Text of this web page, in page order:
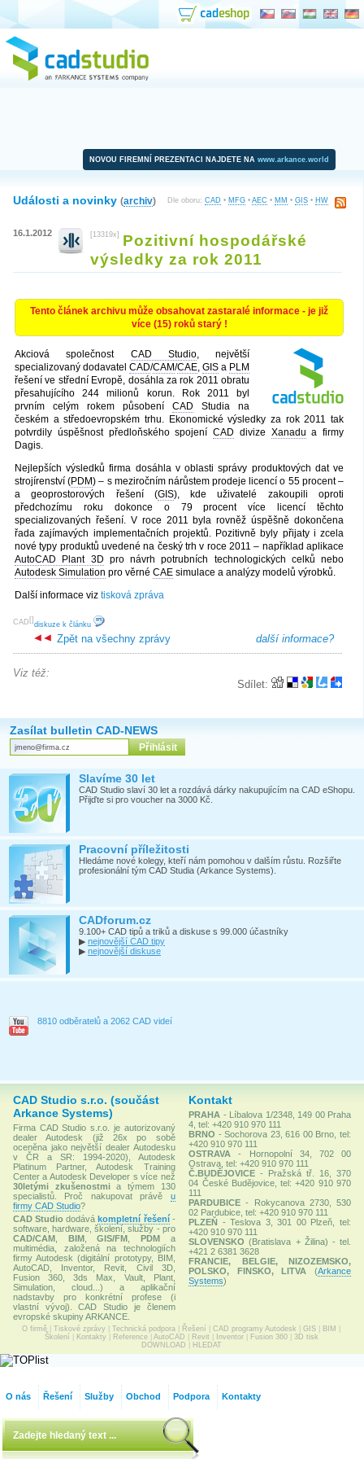
NOVOU FIREMNÍ PREZENTACI NAJDETE NA www.arkance.world
Dle oboru: CAD • MFG • AEC • MM • GIS • HW
Události a novinky (archiv)
16.1.2012 [13319x]
Pozitivní hospodářské
výsledky za rok 2011
Tento článek archivu může obsahovat zastaralé informace - je již
více (15) roků starý !
Akciová společnost CAD Studio, největší
specializovaný dodavatel CAD/CAM/CAE, GIS a PLM
řešení ve střední Evropě, dosáhla za rok 2011 obratu
přesahujícího 244 milionů korun. Rok 2011 byl
prvním celým rokem působení CAD Studia na
českém a středoevropském trhu. Ekonomické výsledky za rok 2011 tak
potvrdily úspěšnost předloňského spojení CAD divize Xanadu a firmy
Dagis.
Nejlepších výsledků firma dosáhla v oblasti správy produktových dat ve
strojírenství (PDM) – s meziročním nárůstem prodeje licencí o 55 procent –
a geoprostorových řešení (GIS), kde uživatelé zakoupili oproti
předchozímu roku dokonce o 79 procent více licencí těchto
specializovaných řešení. V roce 2011 byla rovněž úspěšně dokončena
řada zajímavých implementačních projektů. Pozitivně byly přijaty i zcela
nové typy produktů uvedené na český trh v roce 2011 – například aplikace
AutoCAD Plant 3D pro návrh potrubních technologických celků nebo
Autodesk Simulation pro věrné CAE simulace a analýzy modelů výrobků.
Další informace viz tisková zpráva
[
CAD ]
diskuze k článku
další informace?
Zpět na všechny zprávy
Sdílet:
Viz též:
Zasílat bulletin CAD-NEWS
Slavíme 30 let
CAD Studio slaví 30 let a rozdává dárky nakupujícím na CAD eShopu.
Přijďte si pro voucher na 3000 Kč.
Pracovní příležitosti
Hledáme nové kolegy, kteří nám pomohou v dalším růstu. Rozšiřte
profesionální tým CAD Studia (Arkance Systems).
CADforum.cz
9.100+ CAD tipů a triků a diskuse s 99.000 účastníky
▶ nejnovější CAD tipy
▶ nejnovější diskuse
8810 odběratelů a 2062 CAD videí
CAD Studio s.r.o. (součást
Arkance Systems)
Firma CAD Studio s.r.o. je autorizovaný
dealer Autodesk (již 26x po sobě
oceněna jako největší dealer Autodesku
v ČR a SR: 1994-2020), Autodesk
Platinum Partner, Autodesk Training
Center a Autodesk Developer s více než
30letými zkušenostmia týmem 130
specialistů. Proč nakupovat právě u
firmy CAD Studio?
CAD Studio dodávákompletní řešení-
software, hardware, školení, služby - pro
CAD/CAM
BIM,GIS/FM ,PDM a
multimédia, založená na technologiích
firmy Autodesk (digitální prototypy, BIM,
AutoCAD, Inventor, Revit, Civil 3D,
Fusion 360, 3ds Max, Vault, Plant,
Simulation, cloud...) a aplikační
nadstavby pro konkrétní profese (i
vlastní vývoj). CAD Studio je členem
evropské skupiny ARKANCE.
Kontakt
PRAHA - Líbalova 1/2348, 149 00 Praha
4, tel: +420 910 970 111
BRNO - Sochorova 23, 616 00 Brno, tel:
+420 910 970 111
OSTRAVA
- Hornopolní 34, 702 00
Ostrava, tel: +420 910 970 111
Č.BUDĚJOVICE - Pražská tř. 16, 370
04 České Budějovice, tel: +420 910 970
111
PARDUBICE - Rokycanova 2730, 530
02 Pardubice, tel: +420 910 970 111
PLZEŇ - Teslova 3, 301 00 Plzeň, tel:
+420 910 970 111
SLOVENSKO (Bratislava + Žilina) - tel.
+421 2 6381 3628
FRANCIE, BELGIE, NIZOZEMSKO,
POLSKO, FINSKO, LITVA
(Arkance
Systems)
O firmě Tiskové zprávy Technická podpora Řešení CAD programy Autodesk GIS BIM
Školení
Kontakty Reference| AutoCAD Revit Inventor| Fusion 360| 3D tisk
DOWNLOAD
HLEDAT
O nás Řešení Služby Obchod Podpora Kontakty